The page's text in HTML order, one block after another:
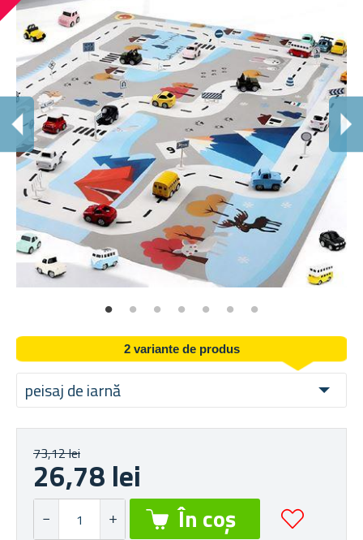
2 variante de produs
peisaj de iarnă
73,12 lei
26,78 lei